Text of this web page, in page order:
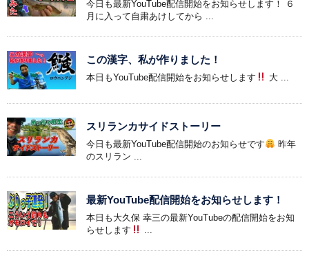
今日も最新YouTube配信開始をお知らせします！ ６
月に入って自粛あけしてから ...
この漢字、私が作りました！
本日もYouTube配信開始をお知らせします 大 ...
スリランカサイドストーリー
今日も最新YouTube配信開始のお知らせです
昨年
のスリラン ...
最新YouTube配信開始をお知らせします！
本日も大久保 幸三の最新YouTubeの配信開始をお知
らせします